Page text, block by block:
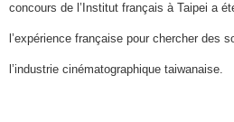
concours de l’Institut français à Taipei a
l’expérience française pour chercher des
l’industrie cinématographique taiwanaise.